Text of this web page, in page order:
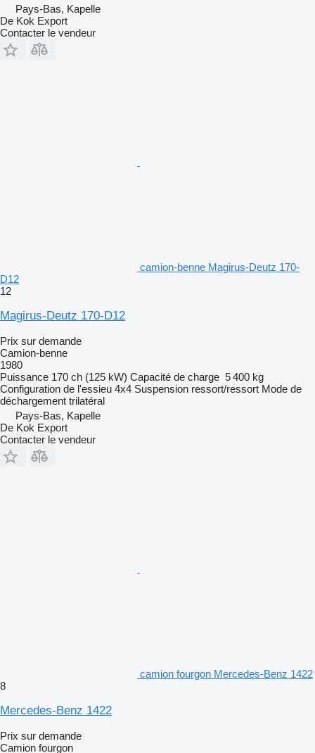
Pays-Bas, Kapelle
De Kok Export
Contacter le vendeur
camion-benne Magirus-Deutz 170-
D12
12
Magirus-Deutz 170-D12
Prix sur demande
Camion-benne
1980
Puissance 170 ch (125 kW) Capacité de charge 5 400 kg
Configuration de l'essieu 4x4 Suspension ressort/ressort Mode de
déchargement trilatéral
Pays-Bas, Kapelle
De Kok Export
Contacter le vendeur
camion fourgon Mercedes-Benz 1422
8
Mercedes-Benz 1422
Prix sur demande
Camion fourgon